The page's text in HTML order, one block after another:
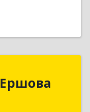
Ершова
Тагил г,